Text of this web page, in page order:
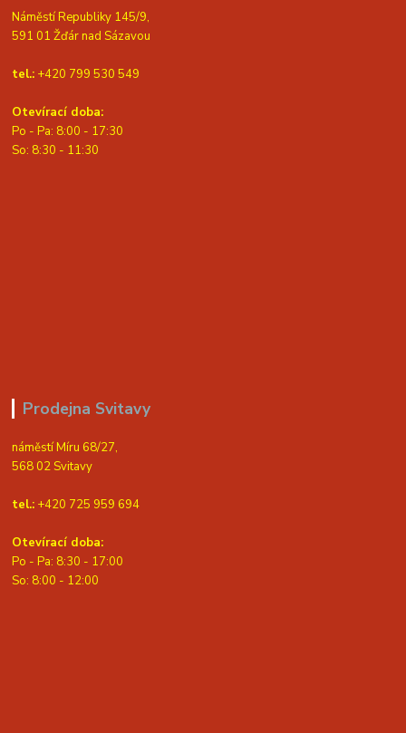
Náměstí Republiky 145/9,
591 01 Žďár nad Sázavou
tel.: +420 799 530 549
Otevírací doba:
Po - Pa: 8:00 - 17:30
So: 8:30 - 11:30
Prodejna Svitavy
náměstí Míru 68/27,
568 02 Svitavy
tel.: +420 725 959 694
Otevírací doba:
Po - Pa: 8:30 - 17:00
So: 8:00 - 12:00